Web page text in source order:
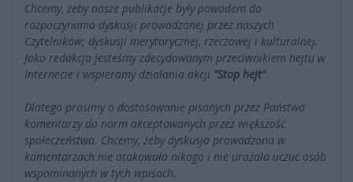
Chcemy, żeby nasze publikacje były powodem do
rozpoczynania dyskusji prowadzonej przez naszych
Czytelników; dyskusji merytorycznej, rzeczowej i kulturalnej.
Jako redakcja jesteśmy zdecydowanym przeciwnikiem hejtu w
Internecie i wspieramy działania akcji "Stop hejt".
Dlatego prosimy o dostosowanie pisanych przez Państwa
komentarzy do norm akceptowanych przez większość
społeczeństwa. Chcemy, żeby dyskusja prowadzona w
komentarzach nie atakowała nikogo i nie urażała uczuć osób
wspominanych w tych wpisach.